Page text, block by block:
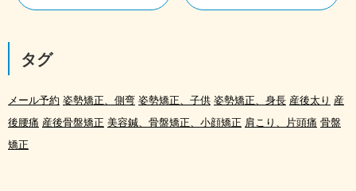
タグ
メール予約 姿勢矯正、側弯 姿勢矯正、子供 姿勢矯正、身長 産後太り 産
後腰痛 産後骨盤矯正 美容鍼、骨盤矯正、小顔矯正 肩こり、片頭痛 骨盤
矯正